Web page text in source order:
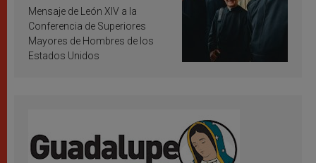
inspiración y santificación
Mensaje de León XIV a la
Conferencia de Superiores
Mayores de Hombres de los
Estados Unidos